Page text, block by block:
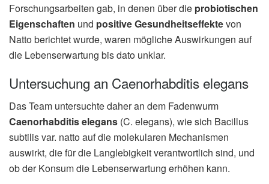
Forschungsarbeiten gab, in denen über die probiotischen
Eigenschaften und positive Gesundheitseffektevon
Natto berichtet wurde, waren mögliche Auswirkungen auf
die Lebenserwartung bis dato unklar.
Untersuchung an Caenorhabditis elegans
Das Team untersuchte daher an dem Fadenwurm
Caenorhabditis elegans (C. elegans), wie sich Bacillus
subtilis var. natto auf die molekularen Mechanismen
auswirkt, die für die Langlebigkeit verantwortlich sind, und
ob der Konsum die Lebenserwartung erhöhen kann.